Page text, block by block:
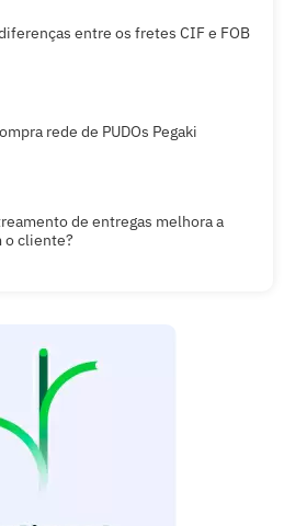
entre os fretes CIF e FOB
rede de PUDOs Pegaki
de entregas melhora a
o cliente?